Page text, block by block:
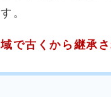
。
で古くから継承